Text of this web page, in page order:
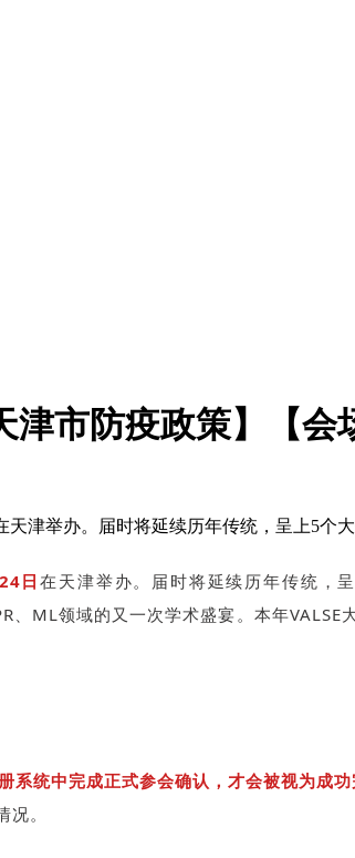
津市防疫政策】【
天津举办。届时将延续历年传统，呈上5
日在天津举办。届时将延续历年传统，
ML领域的又一次学术盛宴。本年
统中完成正式参会确认，才会被视为成
。